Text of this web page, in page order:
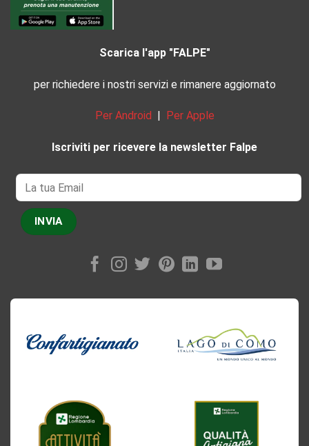
Scarica l'app "FALPE"
per richiedere i nostri servizi e rimanere aggiornato
Per Android Per Apple
Iscriviti per ricevere la newsletter Falpe